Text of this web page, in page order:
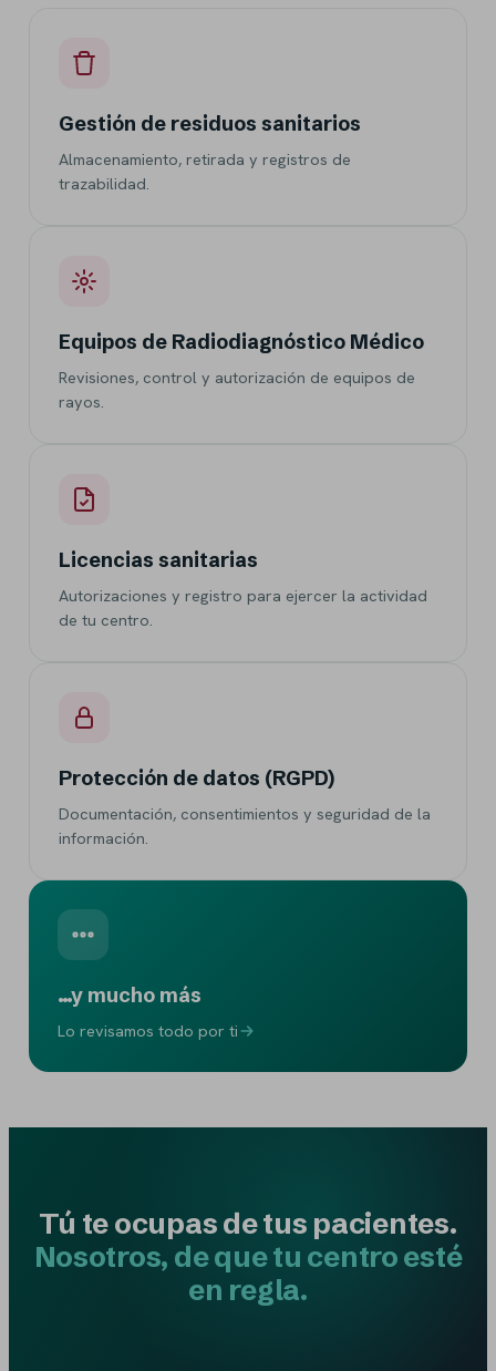
Gestión de residuos sanitarios
Almacenamiento, retirada y registros de
trazabilidad.
Equipos de Radiodiagnóstico Médico
Revisiones, control y autorización de equipos de
rayos.
Licencias sanitarias
Autorizaciones y registro para ejercer la actividad
de tu centro.
Protección de datos (RGPD)
Documentación, consentimientos y seguridad de la
información.
…y mucho más
Lo revisamos todo por ti
Tú te ocupas de tus pacientes.
Nosotros, de que tu centro esté
en regla.